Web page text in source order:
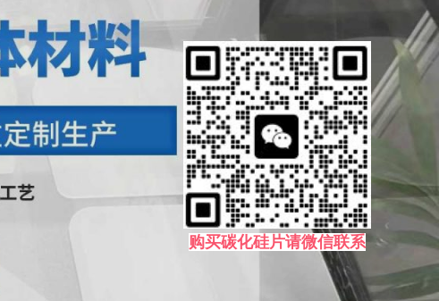
购买碳化硅片请微信联系